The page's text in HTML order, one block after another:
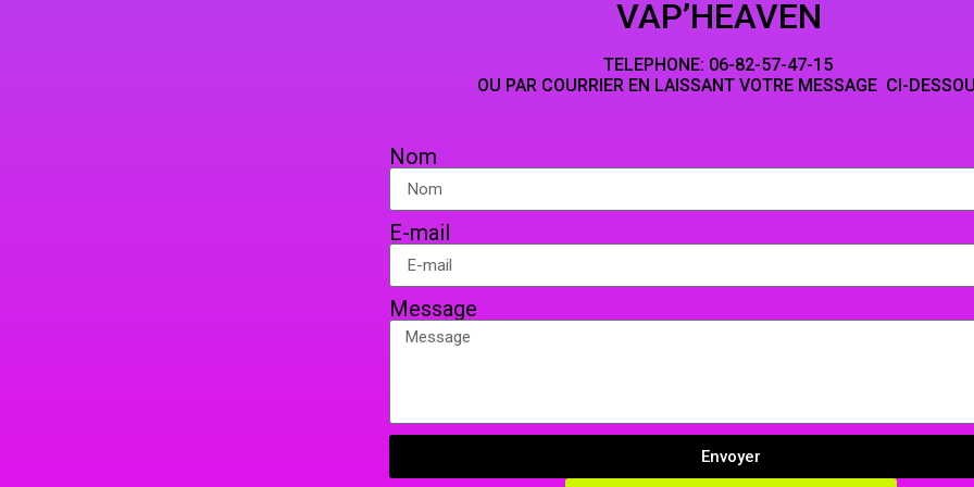
VAP’HEAVEN
TELEPHONE: 06-82-
OU PAR COURRIER EN LAISSANT VOTRE MESSAGE CI-
Nom
E-mail
Message
Envoyer